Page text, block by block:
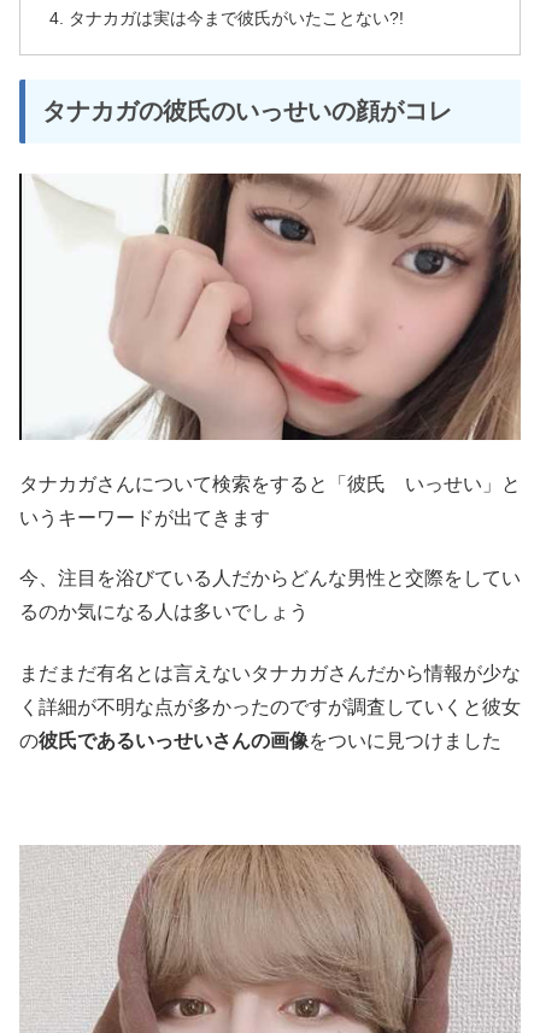
タナカガは実は今まで彼氏がいたことない?!
タナカガの彼氏のいっせいの顔がコレ
タナカガさんについて検索をすると「彼氏 いっせい」と
いうキーワードが出てきます
今、注目を浴びている人だからどんな男性と交際をしてい
るのか気になる人は多いでしょう
まだまだ有名とは言えないタナカガさんだから情報が少な
く詳細が不明な点が多かったのですが調査していくと彼女
の彼氏であるいっせいさんの画像をついに見つけました